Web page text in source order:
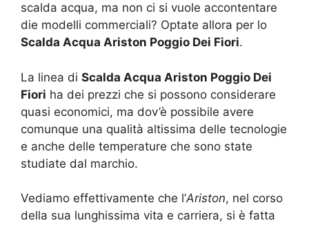
scalda acqua, ma non ci si vuole accontentare
die modelli commerciali? Optate allora per lo
Scalda Acqua Ariston Poggio Dei Fiori.
La linea di Scalda Acqua Ariston Poggio Dei
Fiori ha dei prezzi che si possono considerare
quasi economici, ma dov’è possibile avere
comunque una qualità altissima delle tecnologie
e anche delle temperature che sono state
studiate dal marchio.
Vediamo effettivamente che l’Ariston, nel corso
della sua lunghissima vita e carriera, si è fatta